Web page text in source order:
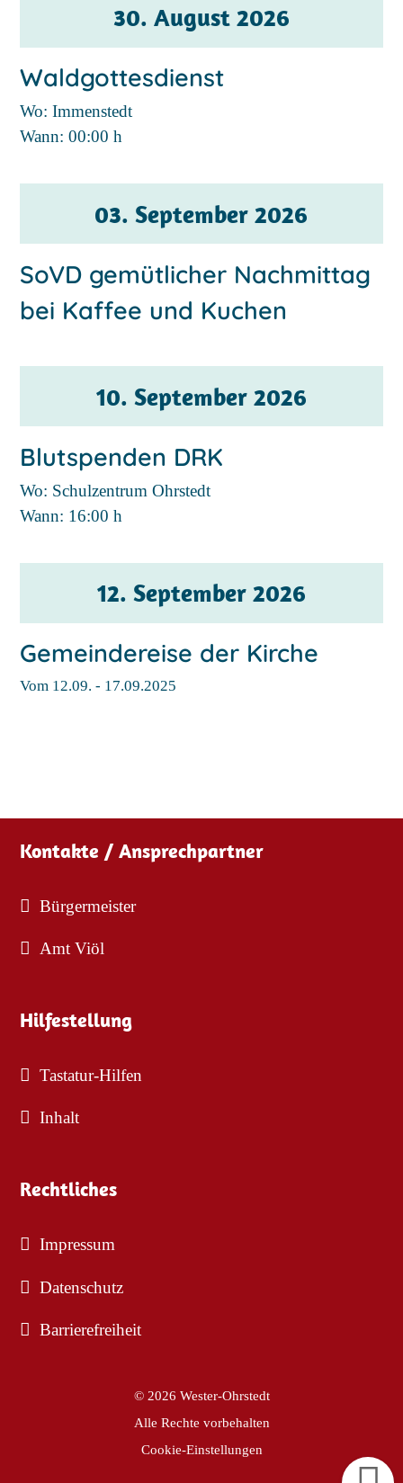
30. August 2026
Waldgottesdienst
Wo: Immenstedt
Wann: 00:00 h
03. September 2026
SoVD gemütlicher Nachmittag
bei Kaffee und Kuchen
10. September 2026
Blutspenden DRK
Wo: Schulzentrum Ohrstedt
Wann: 16:00 h
12. September 2026
Gemeindereise der Kirche
Vom 12.09. - 17.09.2025
Kontakte / Ansprechpartner
Bürgermeister
Amt Viöl
Hilfestellung
Tastatur-Hilfen
Inhalt
Rechtliches
Impressum
Datenschutz
Barrierefreiheit
© 2026 Wester-Ohrstedt
Alle Rechte vorbehalten
Cookie-Einstellungen